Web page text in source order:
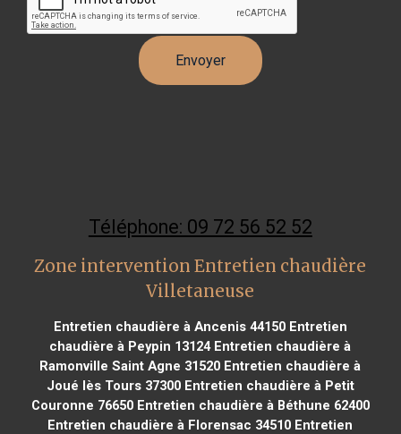
Téléphone: 09 72 56 52 52
Zone intervention Entretien chaudière
Villetaneuse
Entretien chaudière à Ancenis 44150Entretien
chaudière à Peypin 13124Entretien chaudière à
Ramonville Saint Agne 31520 Entretien chaudière à
Joué lès Tours 37300Entretien chaudière à Petit
Couronne 76650Entretien chaudière à Béthune 62400
Entretien chaudière à Florensac 34510 Entretien